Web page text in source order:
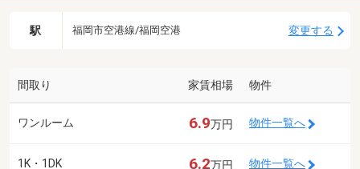
駅 福岡市空港線/福岡空港 変更する
間取り 家賃相場 物件
ワンルーム 6.9万円 物件一覧へ
1K・1DK 6.2万円 物件一覧へ